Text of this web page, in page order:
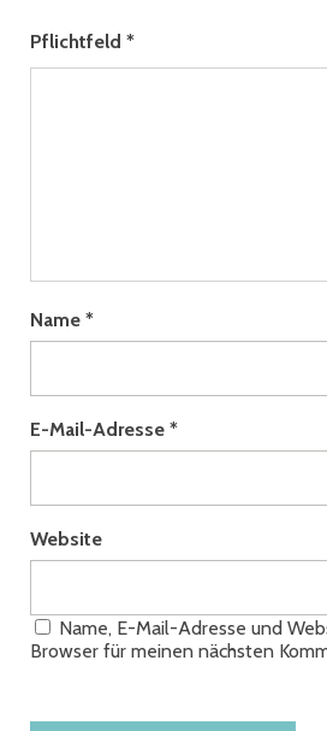
Pflichtfeld *
Name *
E-Mail-Adresse *
Website
Name, E-Mail-Adresse und
Browser für meinen nächsten